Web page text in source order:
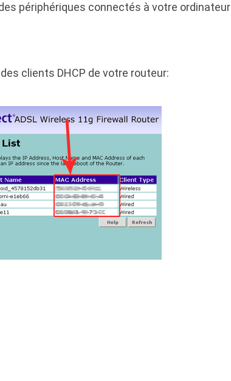
périphériques connectés à votre ordinateur
clients DHCP de votre routeur: